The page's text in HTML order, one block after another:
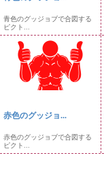
青色のグッジョブで合図する
ピクト...
赤色のグッジョ...
赤色のグッジョブで合図する
ピクト...